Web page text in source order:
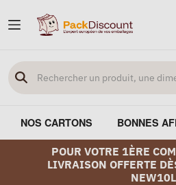
NOS CARTONS BONNES
POUR VOTRE 1ÈRE
LIVRAISON OFFERTE
NEW10L